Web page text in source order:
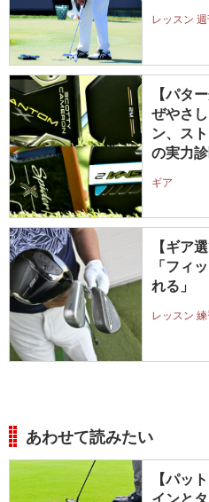
レッスン
【パタ
ぜやさ
ン、ス
の実力
ギア
【ギア
「フィ
れる」
レッスン
あわせて読みたい
【パッ